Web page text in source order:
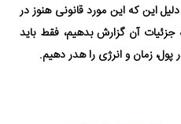
این که این مورد قانونی هنوز در
جزئیات آن گزارش بدهیم، فقط باید
زمان و انرژی را هدر دهیم.